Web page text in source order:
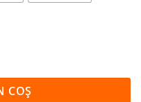
COȘ